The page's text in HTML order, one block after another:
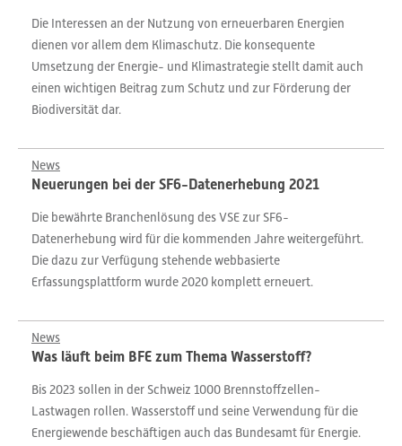
Die Interessen an der Nutzung von erneuerbaren Energien
dienen vor allem dem Klimaschutz. Die konsequente
Umsetzung der Energie- und Klimastrategie stellt damit auch
einen wichtigen Beitrag zum Schutz und zur Förderung der
Biodiversität dar.
News
Neuerungen bei der SF6-Datenerhebung 2021
Die bewährte Branchenlösung des VSE zur SF6-
Datenerhebung wird für die kommenden Jahre weitergeführt.
Die dazu zur Verfügung stehende webbasierte
Erfassungsplattform wurde 2020 komplett erneuert.
News
Was läuft beim BFE zum Thema Wasserstoff?
Bis 2023 sollen in der Schweiz 1000 Brennstoffzellen-
Lastwagen rollen. Wasserstoff und seine Verwendung für die
Energiewende beschäftigen auch das Bundesamt für Energie.